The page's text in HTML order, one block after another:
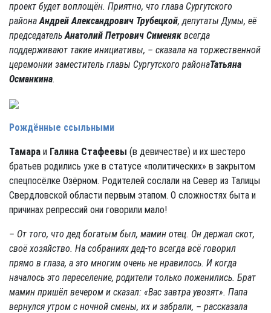
проект будет воплощён. Приятно, что глава Сургутского
районаАндрей Александрович Трубецкой, депутаты Думы, её
председательАнатолий Петрович Сименяк всегда
поддерживают такие инициативы, – сказала на торжественной
церемонии заместитель главы Сургутского районаТатьяна
Османкина.
Рождённые ссыльными
Тамара и Галина Стафеевы (в девичестве) и их шестеро
братьев родились уже в статусе «политических» в закрытом
спецпосёлке Озёрном. Родителей сослали на Север из Талицы
Свердловской области первым этапом. О сложностях быта и
причинах репрессий они говорили мало!
– От того, что дед богатым был, мамин отец. Он держал скот,
своё хозяйство. На собраниях дед-то всегда всё говорил
прямо в глаза, а это многим очень не нравилось. И когда
началось это переселение, родители только поженились. Брат
мамин пришёл вечером и сказал: «Вас завтра увозят». Папа
вернулся утром с ночной смены, их и забрали, – рассказала